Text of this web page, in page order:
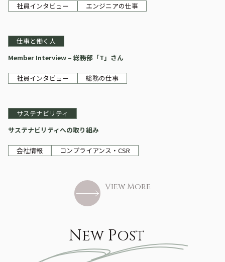
社員インタビュー エンジニアの仕事
仕事と働く人
Member Interview – 総務部「T」さん
社員インタビュー 総務の仕事
サステナビリティ
サステナビリティへの取り組み
会社情報 コンプライアンス・CSR
View More
New Post